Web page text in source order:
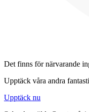
Det finns för närvarande
Upptäck våra andra
Upptäck nu